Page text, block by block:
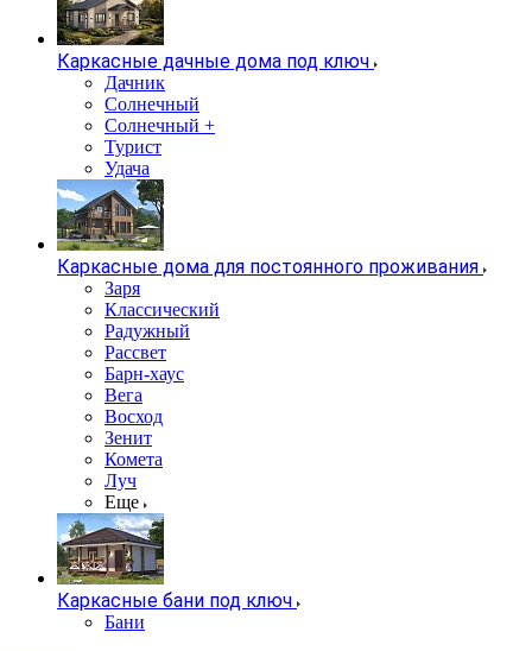
Каркасные дачные дома под ключ
Дачник
Солнечный
Солнечный +
Турист
Удача
Каркасные дома для постоянного проживания
Заря
Классический
Радужный
Рассвет
Барн-хаус
Вега
Восход
Зенит
Комета
Луч
Еще
Каркасные бани под ключ
Бани